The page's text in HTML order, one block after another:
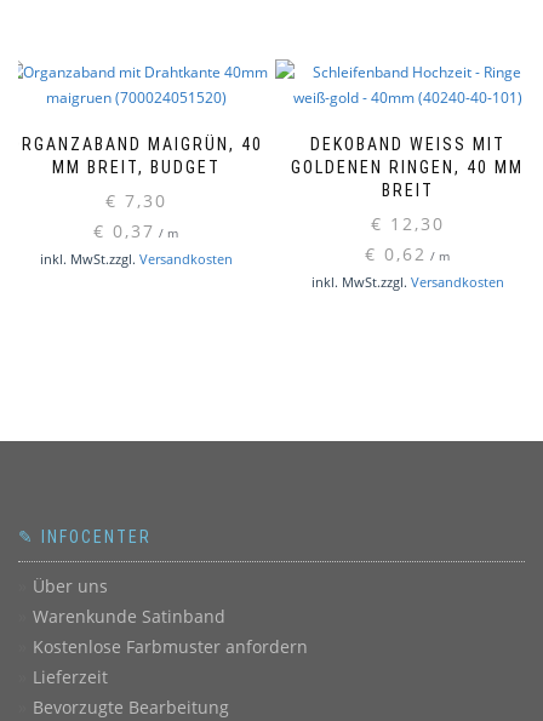
ORGANZABAND MAIGRÜN, 40
MM BREIT, BUDGET
€ 7,30
€ 0,37 / m
inkl. MwSt.zzgl. Versandkosten
DEKOBAND WEISS MIT G
OLDENEN RINGEN, 40 MM B
REIT
€ 12,30
€ 0,62 / m
inkl. MwSt.zzgl. Versandkosten
✎ INFOCENTER
Über uns
Warenkunde Satinband
Kostenlose Farbmuster anfordern
Lieferzeit
Bevorzugte Bearbeitung